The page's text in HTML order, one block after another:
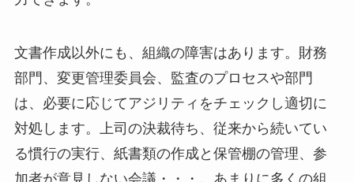
文書作成以外にも、組織の障害はあります。財務
部門、変更管理委員会、監査のプロセスや部門
は、必要に応じてアジリティをチェックし適切に
対処します。上司の決裁待ち、従来から続いてい
る慣行の実行、紙書類の作成と保管棚の管理、参
加者が意見しない会議・・・。あまりに多くの組